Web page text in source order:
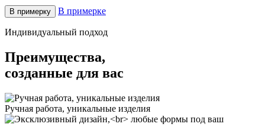
В примерку В примерке
Индивидуальный подход
Преимущества,
созданные для вас
Ручная работа, уникальные изделия